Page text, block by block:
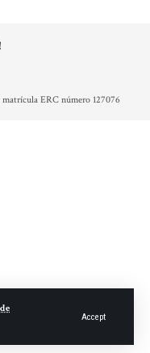
Accept
ERC número 127076